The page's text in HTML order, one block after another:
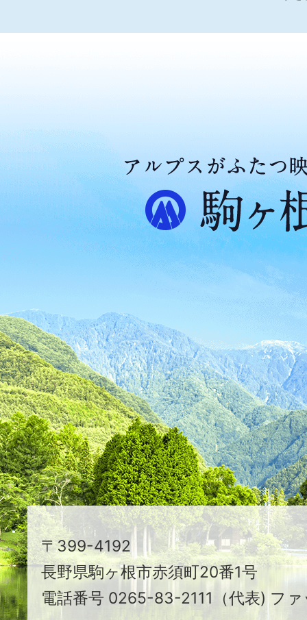
ア
ル
プ
ス
が
た
つ
映
え
る
ま
ち
駒
ヶ
根
市
〒399-4192
長野県駒ヶ根市赤須町20番1号
電話番号 0265-83-2111（代表) フ